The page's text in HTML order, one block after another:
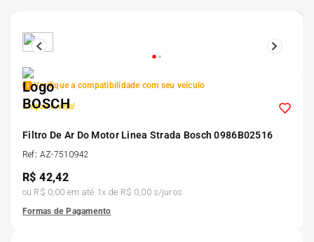
Verifique a compatibilidade com seu veículo
Clique e veja!
Filtro De Ar Do Motor Linea Strada Bosch 0986B02516
Ref: AZ-7510942
R$42,42
ou R$ 0,00 em até 1x de R$ 0,00s/juros
Formas de Pagamento
5º
6º
7º 185 65r15
8º 185 60r15
9º